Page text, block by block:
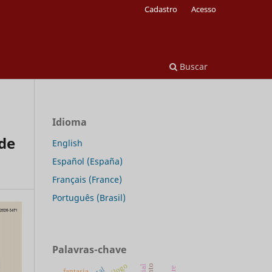
Buscar
Cadastro Acesso
Idioma
English
Español (España)
Français (France)
Português (Brasil)
Palavras-chave